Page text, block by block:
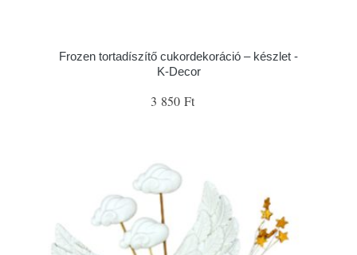
Frozen tortadíszítő cukordekoráció – készlet -
K-Decor
3 850 Ft